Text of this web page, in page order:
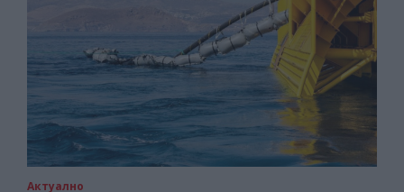
Актуално